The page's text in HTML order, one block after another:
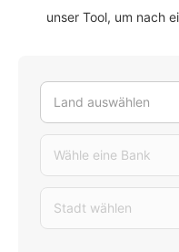
unser Tool, um nach
Land auswählen
Wähle eine Bank
Stadt wählen